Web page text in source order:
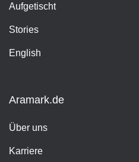
Aufgetischt
Stories
English
Aramark.de
Über uns
Karriere